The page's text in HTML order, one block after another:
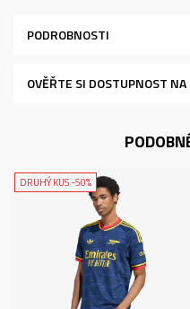
PODROBNOSTI
OVĚŘTE SI DOSTUPNOST NA
DRUHÝ KUS -50%